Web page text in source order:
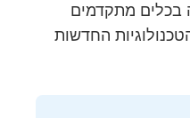
בכלים מתקדמים
החדשות